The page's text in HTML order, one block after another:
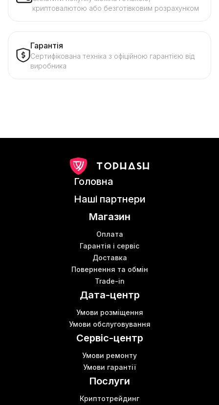
криптовалютою або безготівковим розрахунком
Гарантія
Сертифікована техніка з офіційною гарантією від
виробника
Головна
Наші партнери
Магазин
Оплата
Гарантія і сервіс
Доставка
Повернення та обмін
Trade-in
Дата-центр
Умови розміщення
Умови обслуговування
Сервіс-центр
Умови ремонту
Умови гарантії
Послуги
Криптотрейдинг